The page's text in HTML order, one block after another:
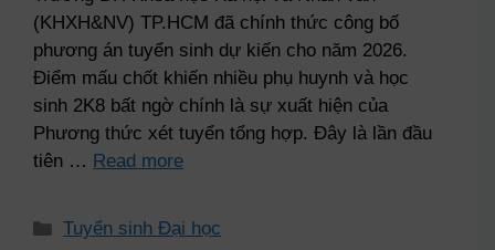
(KHXH&NV) TP.HCM đã chính thức công bố
phương án tuyển sinh dự kiến cho năm 2026.
Điểm mấu chốt khiến nhiều phụ huynh và học
sinh 2K8 bất ngờ chính là sự xuất hiện của
Phương thức xét tuyển tổng hợp. Đây là lần đầu
tiên … Read more
Tuyển sinh Đại học